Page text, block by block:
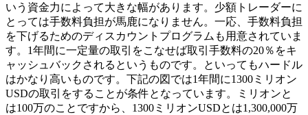
いう資金力によって大きな幅があります。少額トレーダーに
とっては手数料負担が馬鹿になりません。一応、手数料負担
を下げるためのディスカウントプログラムも用意されていま
す。1年間に一定量の取引をこなせば取引手数料の20％をキ
ャッシュバックされるというものです。といってもハードル
はかなり高いものです。下記の図では1年間に1300ミリオン
USDの取引をすることが条件となっています。ミリオンと
は100万のことですから、1300ミリオンUSDとは1,300,000万